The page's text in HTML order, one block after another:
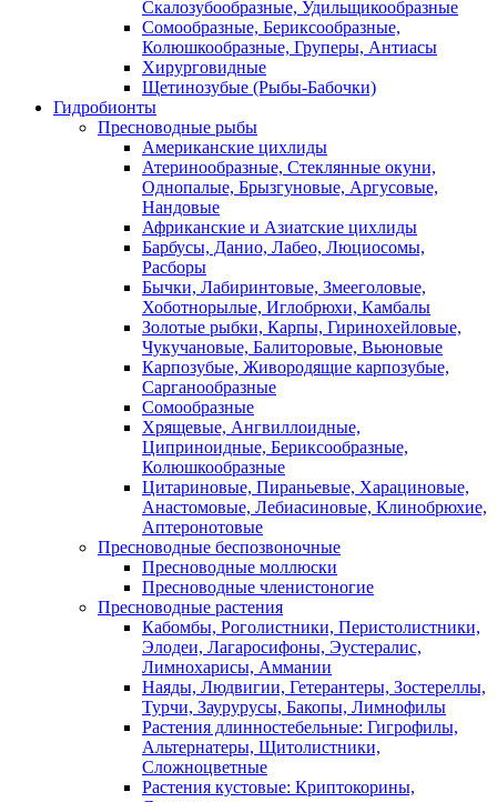
Скалозубообразные, Удильщикообразные
Сомообразные, Бериксообразные,
Колюшкообразные, Груперы, Антиасы
Хирурговидные
Щетинозубые (Рыбы-Бабочки)
Гидробионты
Пресноводные рыбы
Американские цихлиды
Атеринообразные, Стеклянные окуни,
Однопалые, Брызгуновые, Аргусовые,
Нандовые
Африканские и Азиатские цихлиды
Барбусы, Данио, Лабео, Люциосомы,
Расборы
Бычки, Лабиринтовые, Змееголовые,
Хоботнорылые, Иглобрюхи, Камбалы
Золотые рыбки, Карпы, Гиринохейловые,
Чукучановые, Балиторовые, Вьюновые
Карпозубые, Живородящие карпозубые,
Сарганообразные
Сомообразные
Хрящевые, Ангвиллоидные,
Циприноидные, Бериксообразные,
Колюшкообразные
Цитариновые, Пираньевые, Харациновые,
Анастомовые, Лебиасиновые, Клинобрюхие,
Аптеронотовые
Пресноводные беспозвоночные
Пресноводные моллюски
Пресноводные членистоногие
Пресноводные растения
Кабомбы, Роголистники, Перистолистники,
Элодеи, Лагаросифоны, Эустералис,
Лимнохарисы, Аммании
Наяды, Людвигии, Гетерантеры, Зостереллы,
Турчи, Заурурусы, Бакопы, Лимнофилы
Растения длинностебельные: Гигрофилы,
Альтернатеры, Щитолистники,
Сложноцветные
Растения кустовые: Криптокорины,